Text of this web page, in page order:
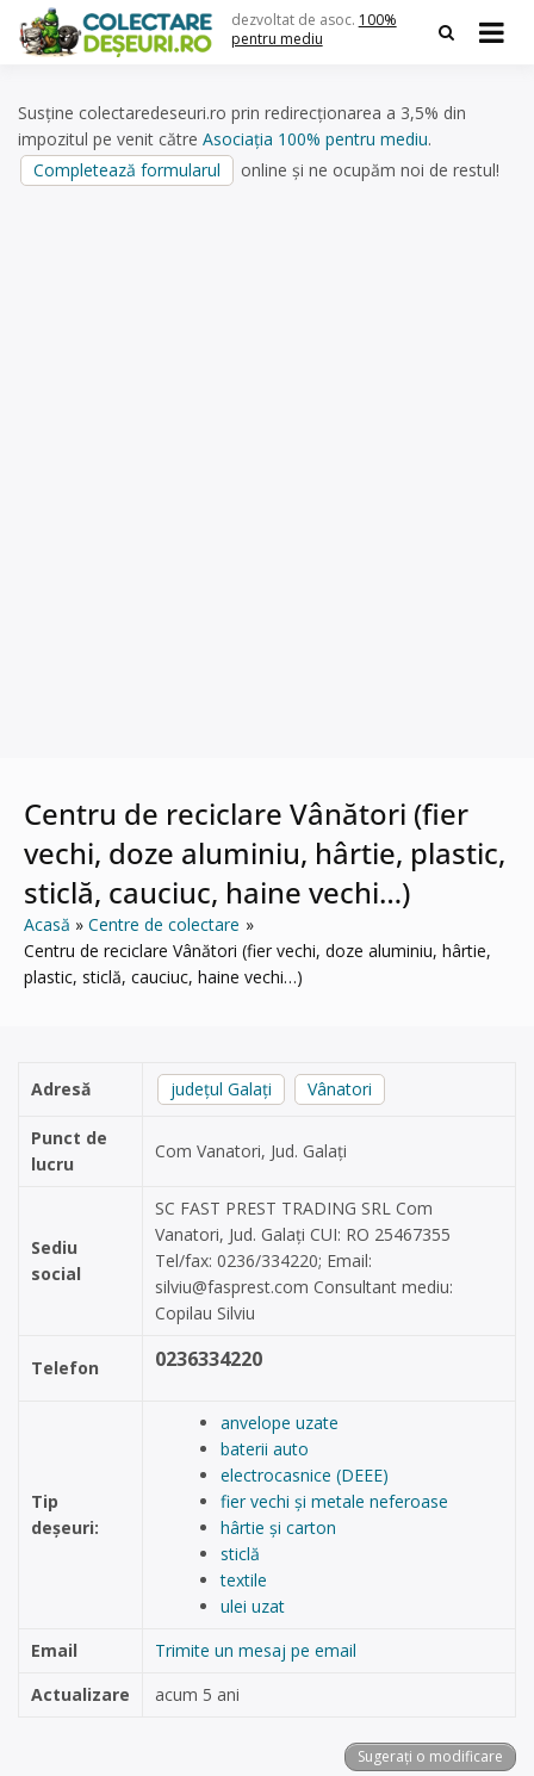
content
dezvoltat de asoc. 100%
pentru mediu
Susține colectaredeseuri.ro prin redirecționarea a 3,5% din
impozitul pe venit către Asociația 100% pentru mediu.
Completează formularul
online și ne ocupăm noi de restul!
Centru de reciclare Vânători (fier
vechi, doze aluminiu, hârtie, plastic,
sticlă, cauciuc, haine vechi…)
Acasă
Centre de colectare
Centru de reciclare Vânători (fier vechi, doze aluminiu, hârtie,
plastic, sticlă, cauciuc, haine vechi…)
Adresă județul Galați Vânatori
Punct de
lucru
Com Vanatori, Jud. Galați
Sediu
social
SC FAST PREST TRADING SRL Com
Vanatori, Jud. Galați CUI: RO 25467355
Tel/fax: 0236/334220; Email:
silviu@fasprest.com Consultant mediu:
Copilau Silviu
Telefon 0236334220
Tip
deșeuri:
anvelope uzate
baterii auto
electrocasnice (DEEE)
fier vechi și metale neferoase
hârtie și carton
sticlă
textile
ulei uzat
Email
Trimite un mesaj pe email
Actualizare
acum 5 ani
Sugerați o modificare